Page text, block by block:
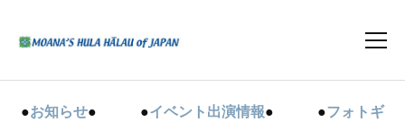
●お知らせ● ●イベント出演情報● ●フォトギ